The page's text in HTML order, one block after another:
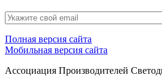
Полная версия сайта
Мобильная версия сайта
Ассоциация Производителей